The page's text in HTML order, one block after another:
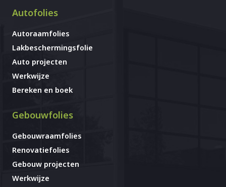
Autofolies
Autoraamfolies
Lakbeschermingsfolie
Auto projecten
Werkwijze
Bereken en boek
Gebouwfolies
Gebouwraamfolies
Renovatiefolies
Gebouw projecten
Werkwijze